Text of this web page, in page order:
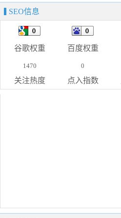
SEO信息
谷歌权重 百度权重
1470
关注热度
0
点入指数